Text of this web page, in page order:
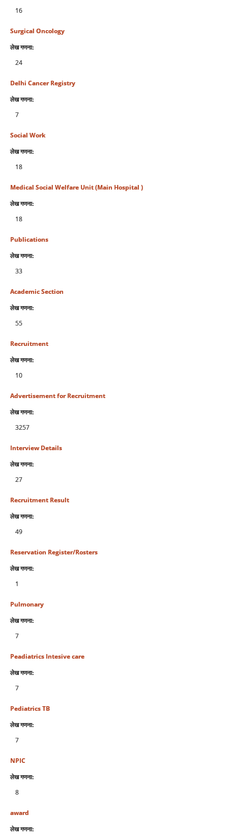
16
Surgical Oncology
लेख गणना:
24
Delhi Cancer Registry
लेख गणना:
7
Social Work
लेख गणना:
18
Medical Social Welfare Unit (Main Hospital )
लेख गणना:
18
Publications
लेख गणना:
33
Academic Section
लेख गणना:
55
Recruitment
लेख गणना:
10
Advertisement for Recruitment
लेख गणना:
3257
Interview Details
लेख गणना:
27
Recruitment Result
लेख गणना:
49
Reservation Register/Rosters
लेख गणना:
1
Pulmonary
लेख गणना:
7
Peadiatrics Intesive care
लेख गणना:
7
Pediatrics TB
लेख गणना:
7
NPIC
लेख गणना:
8
award
लेख गणना: